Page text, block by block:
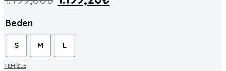
Beden
S M L
TEMIZLE